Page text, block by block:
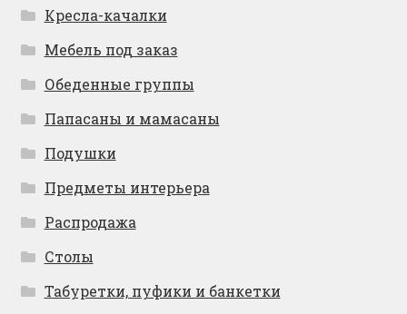
Кресла-качалки
Мебель под заказ
Обеденные группы
Папасаны и мамасаны
Подушки
Предметы интерьера
Распродажа
Столы
Табуретки, пуфики и банкетки